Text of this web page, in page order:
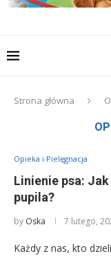
Strona główna
Opieka i Pielęgnacja
Linienie psa:
pupila?
by Oska 7 lutego,
Każdy z nas, kto